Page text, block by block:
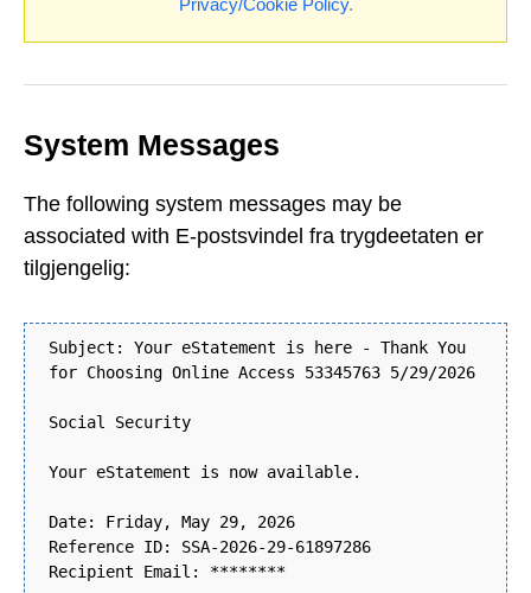
Privacy/Cookie Policy.
System Messages
The following system messages may be
associated with E-postsvindel fra trygdeetaten er
tilgjengelig:
Subject: Your eStatement is here - Thank You
for Choosing Online Access 53345763 5/29/2026
Social Security
Your eStatement is now available.
Date: Friday, May 29, 2026
Reference ID: SSA-2026-29-61897286
Recipient Email: ********